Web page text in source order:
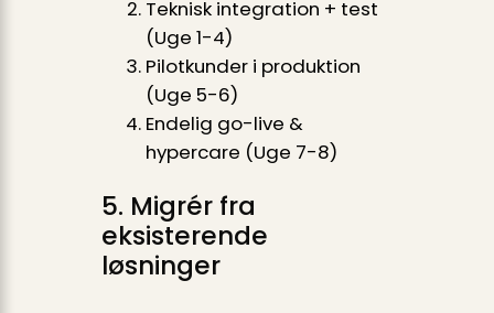
Teknisk integration + test
(Uge 1-4)
Pilotkunder i produktion
(Uge 5-6)
Endelig go-live &
hypercare (Uge 7-8)
5. Migrér fra
eksisterende
løsninger